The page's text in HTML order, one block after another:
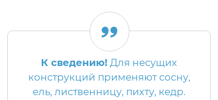
К сведению! Для несущих
конструкций применяют сосну,
ель, лиственницу, пихту, кедр.